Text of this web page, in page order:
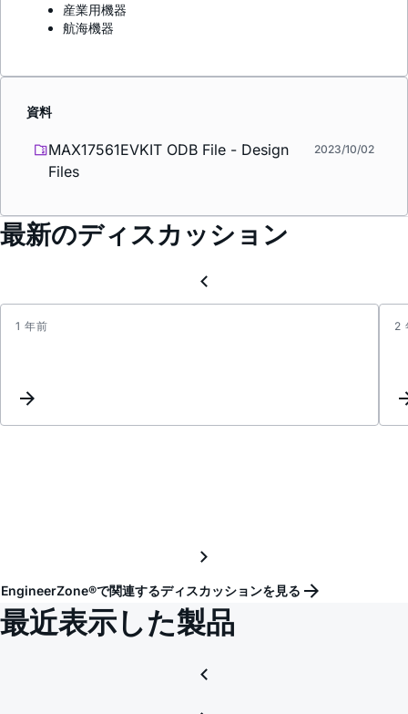
産業用機器
航海機器
資料
MAX17561EVKIT ODB File - Design
Files
2023/10/02
最新のディスカッション
1 年前
Does
2
EngineerZone®で関連するディスカッションを見る
最近表示した製品